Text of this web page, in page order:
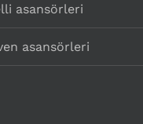
asansörleri
asansörleri